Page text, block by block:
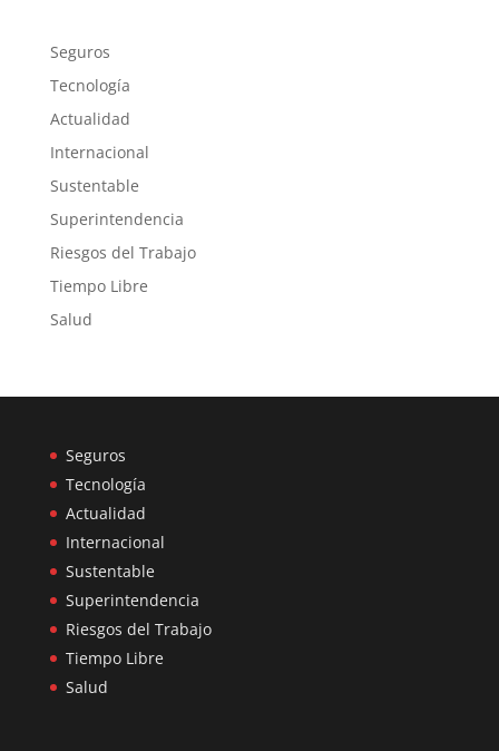
Seguros
Tecnología
Actualidad
Internacional
Sustentable
Superintendencia
Riesgos del Trabajo
Tiempo Libre
Salud
Seguros
Tecnología
Actualidad
Internacional
Sustentable
Superintendencia
Riesgos del Trabajo
Tiempo Libre
Salud